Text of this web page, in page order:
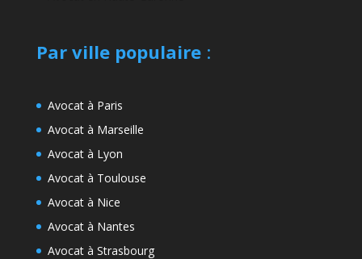
Par ville populaire:
Avocat à Paris
Avocat à Marseille
Avocat à Lyon
Avocat à Toulouse
Avocat à Nice
Avocat à Nantes
Avocat à Strasbourg